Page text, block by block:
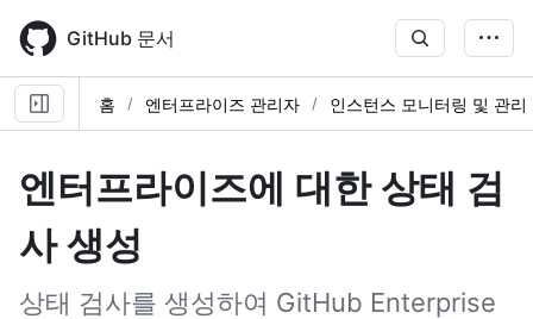
main
content
GitHub 문서
홈 엔터프라이즈 관리자 인스턴스 모니터링 및 관리
엔터프라이즈에 대한 상태 검
사 생성
상태 검사를 생성하여 GitHub Enterprise